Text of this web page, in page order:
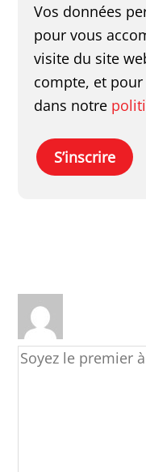
Vos données
pour vous
visite du site
compte, et pour
dans notre
S’inscrire